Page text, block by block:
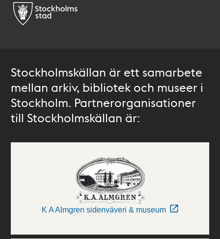
Stockholmskällan är ett samarbete
mellan arkiv, bibliotek och museer i
Stockholm. Partnerorganisationer
till Stockholmskällan är:
K A Almgren sidenväveri & museum